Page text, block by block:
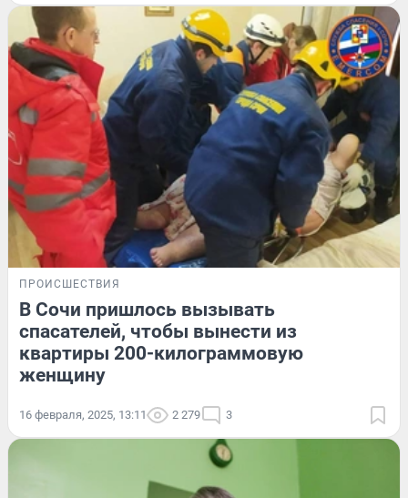
ПРОИСШЕСТВИЯ
В Сочи пришлось вызывать
спасателей, чтобы вынести из
квартиры 200-килограммовую
женщину
16 февраля, 2025, 13:11 2 279 3